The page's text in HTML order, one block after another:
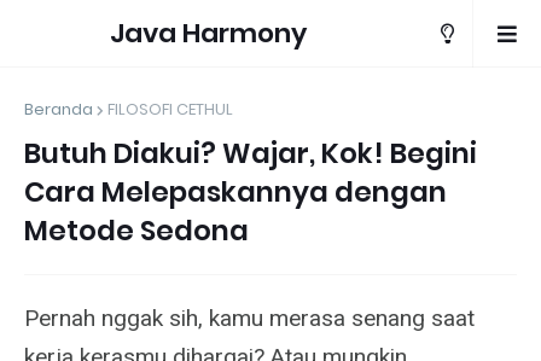
Java Harmony
Beranda FILOSOFI CETHUL
Butuh Diakui? Wajar, Kok! Begini
Cara Melepaskannya dengan
Metode Sedona
Pernah nggak sih, kamu merasa senang saat